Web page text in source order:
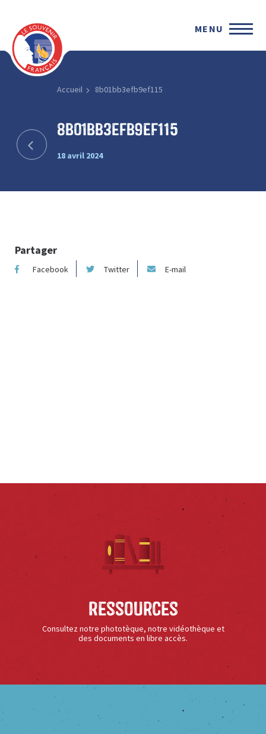
MENU
Accueil 8b01bb3efb9ef115
8b01bb3efb9ef115
18 avril 2024
Partager
Facebook Twitter E-mail
Ressources
Consultez notre phototèque, notre vidéothèque et
des documents en libre accès.